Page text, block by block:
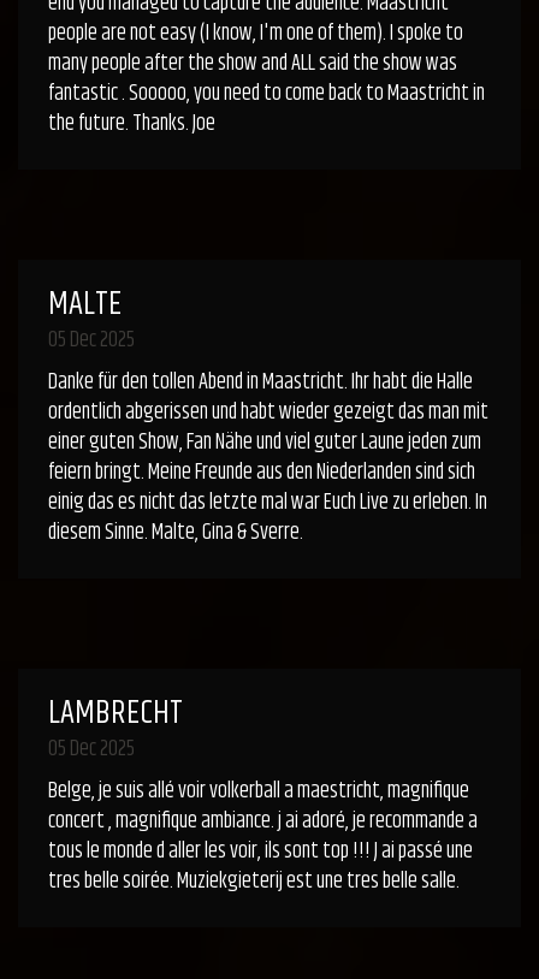
people are not easy (I know, I'm one of them). I spoke to
many people after the show and ALL said the show was
fantastic . Sooooo, you need to come back to Maastricht in
the future. Thanks. Joe
MALTE
05 Dec 2025
Danke für den tollen Abend in Maastricht. Ihr habt die Halle
ordentlich abgerissen und habt wieder gezeigt das man mit
einer guten Show, Fan Nähe und viel guter Laune jeden zum
feiern bringt. Meine Freunde aus den Niederlanden sind sich
einig das es nicht das letzte mal war Euch Live zu erleben. In
diesem Sinne. Malte, Gina & Sverre.
LAMBRECHT
05 Dec 2025
Belge, je suis allé voir volkerball a maestricht, magnifique
concert , magnifique ambiance. j ai adoré, je recommande a
tous le monde d aller les voir, ils sont top !!! J ai passé une
tres belle soirée. Muziekgieterij est une tres belle salle.